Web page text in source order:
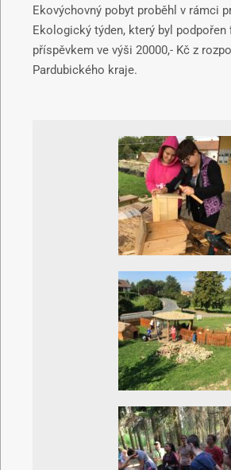
Ekovýchovný pobyt proběhl v rámci
Ekologický týden, který byl podpořen
příspěvkem ve výši 20000,- Kč z
Pardubického kraje.